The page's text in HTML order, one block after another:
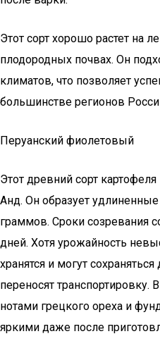
Этот сорт хорошо растет на
плодородных почвах. Он
климатов, что позволяет
большинстве регионов
Перуанский фиолетовый
Этот древний сорт
Анд. Он образует
граммов. Сроки созревания
дней. Хотя урожайность
хранятся и могут
переносят транспортировку.
нотами грецкого ореха и
яркими даже после